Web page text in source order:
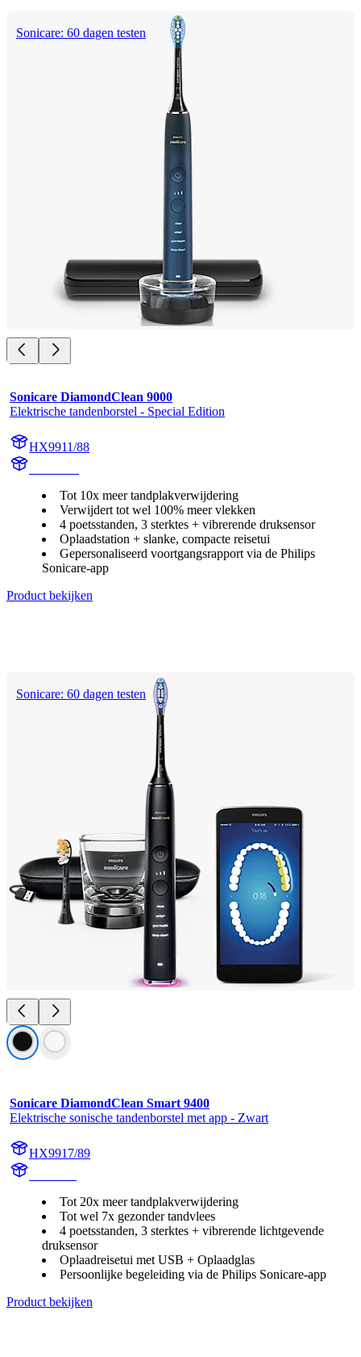
Sonicare: 60 dagen testen
Sonicare DiamondClean 9000
Elektrische tandenborstel - Special Edition
HX9911/88
Tot 10x meer tandplakverwijdering
Verwijdert tot wel 100% meer vlekken
4 poetsstanden, 3 sterktes + vibrerende druksensor
Oplaadstation + slanke, compacte reisetui
Gepersonaliseerd voortgangsrapport via de Philips
Sonicare-app
Product bekijken
Sonicare: 60 dagen testen
Sonicare DiamondClean Smart 9400
Elektrische sonische tandenborstel met app - Zwart
HX9917/89
Tot 20x meer tandplakverwijdering
Tot wel 7x gezonder tandvlees
4 poetsstanden, 3 sterktes + vibrerende lichtgevende
druksensor
Oplaadreisetui met USB + Oplaadglas
Persoonlijke begeleiding via de Philips Sonicare-app
Product bekijken